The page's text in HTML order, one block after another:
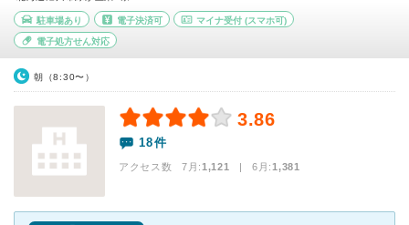
駐車場あり 電子決済可 マイナ受付 (スマホ可)
電子処方せん対応
朝（8:30〜）
3.86
18件
アクセス数 7月:1,121 | 6月:1,381